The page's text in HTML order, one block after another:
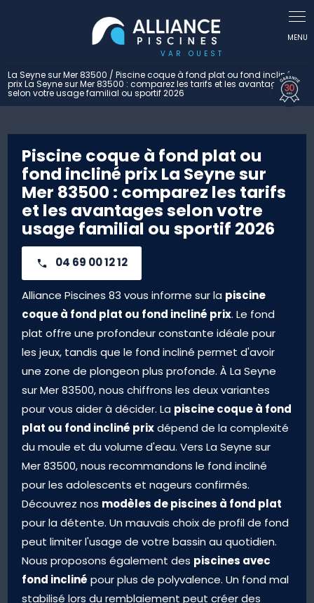
La Seyne sur Mer 83500 / Piscine coque à fond plat ou fond incliné
prix La Seyne sur Mer 83500 : comparez les tarifs et les avantages
selon votre usage familial ou sportif 2026
Piscine coque à fond plat ou
fond incliné prix La Seyne sur
Mer 83500 : comparez les tarifs
et les avantages selon votre
usage familial ou sportif 2026
04 69 00 12 12
Alliance Piscines 83 vous informe sur la piscine
coque à fond plat ou fond incliné prix. Le fond
plat offre une profondeur constante idéale pour
les jeux, tandis que le fond incliné permet d'avoir
une zone de plongeon plus profonde. À La Seyne
sur Mer 83500, nous chiffrons les deux variantes
pour vous aider à décider. La piscine coque à fond
plat ou fond incliné prixdépend de la complexité
du moule et du volume d'eau. Vers La Seyne sur
Mer 83500, nous recommandons le fond incliné
pour les adolescents et nageurs confirmés.
Découvrez nos modèles de piscines à fond plat
pour la détente. Un mauvais choix de profil de fond
peut limiter l'usage de votre bassin au quotidien.
Nous proposons également des piscines avec
fond incliné pour plus de polyvalence. Un fond mal